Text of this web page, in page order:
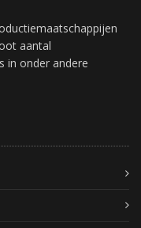
aantal
in onder andere